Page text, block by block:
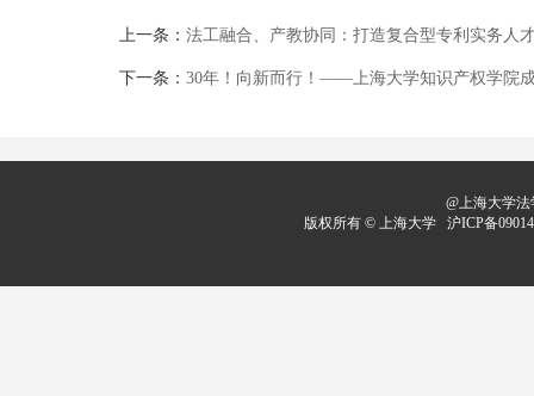
上一条： 法工融合、产教协同：打造复合型专利实务
下一条： 30年！向新而行！——上海大学知识产权学院
@上海大学
版权所有 ©上海大学 沪ICP备